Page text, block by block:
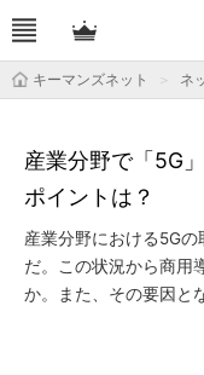
キーマンズネット ネ
産業分野で「5G
ポイントは？
産業分野における5G
だ。この状況から商用
か。また、その要因と